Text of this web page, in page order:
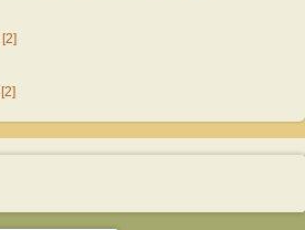
[2]
[2]